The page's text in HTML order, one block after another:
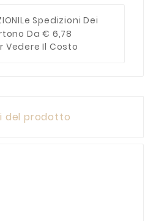
Le Spedizioni Dei
Da € 6,78
Vedere Il Costo
del prodotto